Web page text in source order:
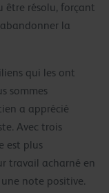
être résolu, forçant
la
qui les ont
sommes
a apprécié
Avec trois
est plus
travail acharné en
note positive.